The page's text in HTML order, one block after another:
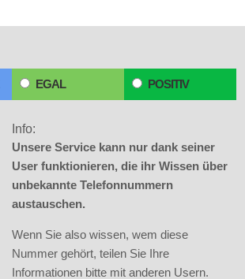
EGAL POSITIV
Info:
Unsere Service kann nur dank seiner
User funktionieren, die ihr Wissen über
unbekannte Telefonnummern
austauschen.
Wenn Sie also wissen, wem diese
Nummer gehört, teilen Sie Ihre
Informationen bitte mit anderen Usern.